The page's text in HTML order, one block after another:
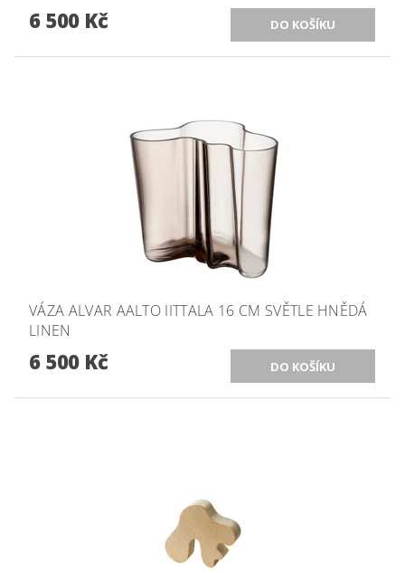
6 500 Kč
VÁZA ALVAR AALTO IITTALA 16 CM SVĚTLE HNĚDÁ
LINEN
6 500 Kč